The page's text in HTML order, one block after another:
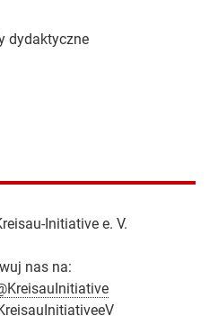
dydaktyczne
Initiative e. V.
nas na: